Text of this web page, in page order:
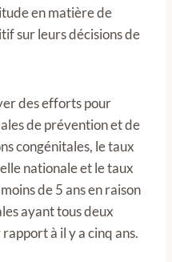
en matière de
sur leurs décisions de
des efforts pour
de prévention et de
congénitales, le taux
nationale et le taux
de 5 ans en raison
ayant tous deux
à il y a cinq ans.